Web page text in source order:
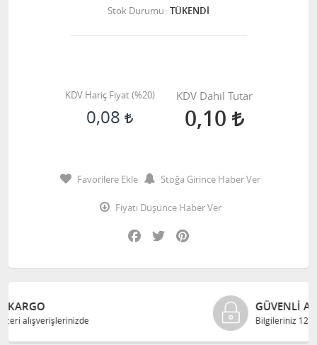
Stok Durumu TÜKENDİ
KDV Hariç Fiyat (%20)
0,08
KDV Dahil Tutar
0,10
Favorilere Ekle Stoğa Girince Haber Ver
Fiyatı Düşünce Haber Ver
Facebook
Twitter
GÜVENLI ALIŞVERIŞ
Bilgileriniz 128 Bit SSL ile güvende